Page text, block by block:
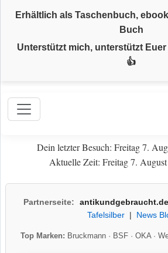
Erhältlich als Taschenbuch,
Buch
Unterstützt mich, unterstützt
👍
Dein letzter Besuch: Freitag 7.
Aktuelle Zeit: Freitag 7.
Partnerseite: antikundgebraucht.de
Tafelsilber| News
Top Marken: Bruckmann· BSF· OKA·